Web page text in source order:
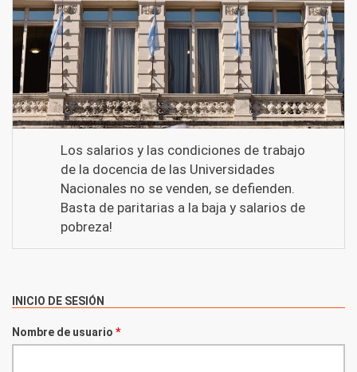
Los salarios y las condiciones de trabajo
de la docencia de las Universidades
Nacionales no se venden, se defienden.
Basta de paritarias a la baja y salarios de
pobreza!
INICIO DE SESIÓN
Nombre de usuario *